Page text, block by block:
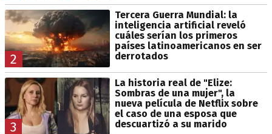
2
Tercera Guerra Mundial: la
inteligencia artificial reveló
cuáles serían los primeros
países latinoamericanos en ser
derrotados
3
La historia real de "Elize:
Sombras de una mujer", la
nueva película de Netflix sobre
el caso de una esposa que
descuartizó a su marido